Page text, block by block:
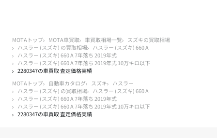
MOTAトップ MOTA車買取 車買取相場一覧
スズキの買取相場
ハスラー (スズキ) の買取相場
ハスラー (スズキ) 660 A
ハスラー (スズキ) 660 A 7年落ち 2019年式
ハスラー (スズキ) 660 A 7年落ち 2019年式 10万キロ以下
2280347の車買取 査定価格実績
MOTAトップ
自動車カタログ スズキ
ハスラー
ハスラー (スズキ) の買取相場
ハスラー (スズキ) 660 A
ハスラー (スズキ) 660 A 7年落ち 2019年式
ハスラー (スズキ) 660 A 7年落ち 2019年式 10万キロ以下
2280347の車買取 査定価格実績